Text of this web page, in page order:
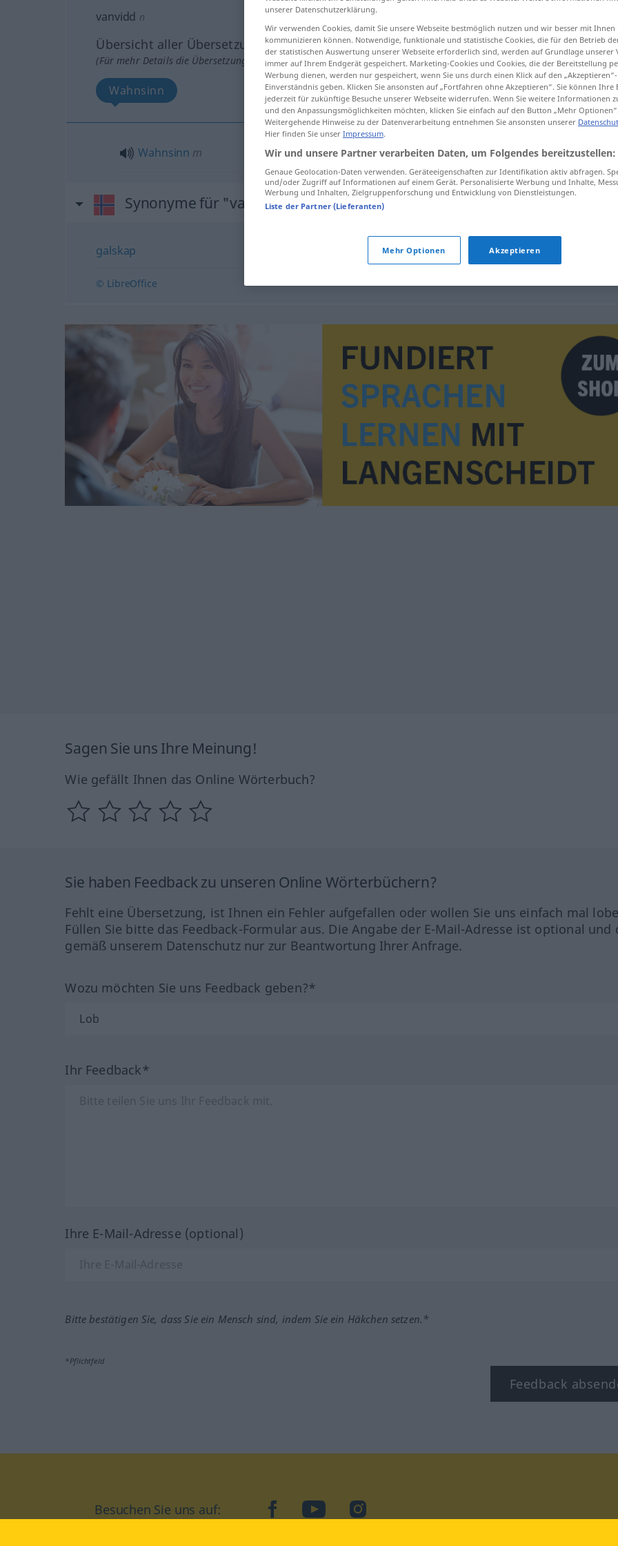
vanvidd n
Übersicht aller Übersetzungen
(Für mehr Details die Übersetzung anklicken/antippen)
Wahnsinn
Wahnsinn m vanvidd
Synonyme für "vanvidd"
galskap
© LibreOffice
Sagen Sie uns Ihre Meinung!
Wie gefällt Ihnen das Online Wörterbuch?
Sie haben Feedback zu unseren Online Wörterbüchern?
Fehlt eine Übersetzung, ist Ihnen ein Fehler aufgefallen oder wollen Sie uns einfach mal
Füllen Sie bitte das Feedback-Formular aus. Die Angabe der E-Mail-Adresse ist optional und
gemäß unserem Datenschutz nur zur Beantwortung Ihrer Anfrage.
Wozu möchten Sie uns Feedback geben?*
Ihr Feedback*
Ihre E-Mail-Adresse (optional)
Bitte bestätigen Sie, dass Sie ein Mensch sind, indem Sie ein Häkchen setzen.*
*Pflichtfeld
Feedback
Besuchen Sie uns auf: facebookYouTubeInstagram
unserer Datenschutzerklärung.
Wir verwenden Cookies, damit Sie unsere Webseite bestmöglich nutzen und wir besser mit Ihnen
kommunizieren können. Notwendige, funktionale und statistische Cookies, die für den Betrieb
der statistischen Auswertung unserer Webseite erforderlich sind, werden auf Grundlage unserer
immer auf Ihrem Endgerät gespeichert. Marketing-Cookies und Cookies, die der Bereitstellung
Werbung dienen, werden nur gespeichert, wenn Sie uns durch einen Klick auf den
Einverständnis geben. Klicken Sie ansonsten auf „Fortfahren ohne Akzeptieren“. Sie können
jederzeit für zukünftige Besuche unserer Webseite widerrufen. Wenn Sie weitere Informationen
und den Anpassungsmöglichkeiten möchten, klicken Sie einfach auf den Button „Mehr
Weitergehende Hinweise zu der Datenverarbeitung entnehmen Sie ansonsten unserer
Hier finden Sie unser Impressum.
Wir und unsere Partner verarbeiten Daten, um Folgendes bereitzustellen:
Genaue Geolocation-Daten verwenden. Geräteeigenschaften zur Identifikation aktiv abfragen.
und/oder Zugriff auf Informationen auf einem Gerät. Personalisierte Werbung und Inhalte,
Werbung und Inhalten, Zielgruppenforschung und Entwicklung von Dienstleistungen.
Liste der Partner (Lieferanten)
Mehr Optionen Akzeptieren